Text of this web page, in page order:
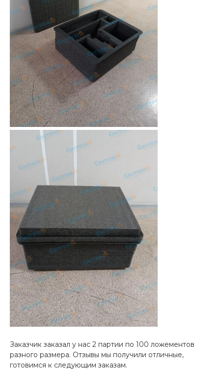
Заказчик заказал у нас 2 партии по 100 ложементов
разного размера. Отзывы мы получили отличные,
готовимся к следующим заказам.